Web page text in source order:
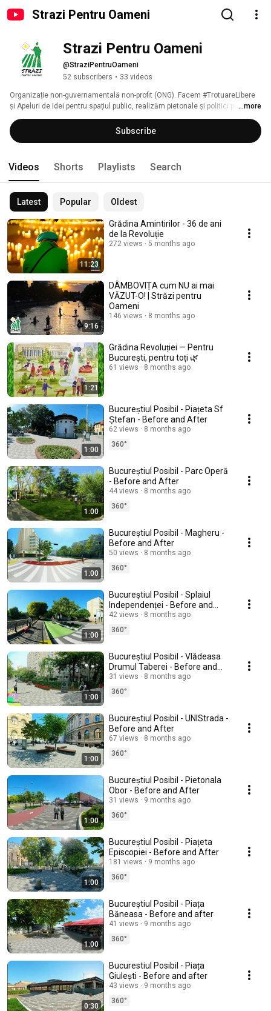
Strazi Pentru Oameni
Strazi Pentru Oameni
@StraziPentruOameni
52 subscribers • 33 videos
Organizație non-guvernamentală non-profit (ONG). Facem #TrotuareLibere
și Apeluri de Idei pentru spațiul public, realizăm pietonale și politici publice
care transformă orașul într-un spațiu mai prietenos cu pietonii.
...more
Subscribe
Videos Shorts Playlists Search
Latest Popular Oldest
11:23
Grădina Amintirilor - 36 de ani
de la Revoluție
272 views 5 months ago
9:16
DÂMBOVIȚA cum NU ai mai
VĂZUT-O! | Străzi pentru
Oameni
146 views 8 months ago
1:21
Grădina Revoluției — Pentru
București, pentru toți 🌿
61 views 8 months ago
1:00
Bucureștiul Posibil - Piațeta Sf
Ștefan - Before and After
62 views
8 months ago
360°
1:00
Bucureștiul Posibil - Parc Operă
- Before and After
44 views
8 months ago
360°
1:00
Bucureștiul Posibil - Magheru -
Before and After
50 views
8 months ago
360°
1:00
Bucureștiul Posibil - Splaiul
Independenței - Before and
After
42 views
8 months ago
360°
1:00
Bucureștiul Posibil - Vlădeasa
Drumul Taberei - Before and
After
31 views
8 months ago
360°
1:00
Bucureștiul Posibil - UNIStrada -
Before and After
67 views
8 months ago
360°
1:00
Bucureștiul Posibil - Pietonala
Obor - Before and After
31 views
9 months ago
360°
1:00
Bucureștiul Posibil - Piațeta
Episcopiei - Before and After
181 views
9 months ago
360°
1:00
Bucureștiul Posibil - Piața
Băneasa - Before and after
41 views
9 months ago
360°
0:30
Bucurestiul Posibil - Piața
Giulești - Before and after
43 views
9 months ago
360°